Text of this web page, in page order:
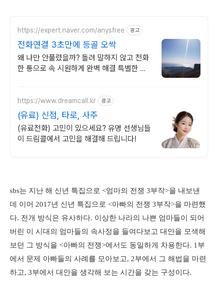
https://expert.naver.com/anysfree 광고
전화연결 3초만에 등골 오싹
왜 나만 안풀렸을까? 돌려 말하지 않고 전화
한 통으로 속 시원하게 완벽 해결 특별한 신
https://www.dreamcall.kr 광고
(유료) 신점, 타로, 사주
(유료전화) 고민이 있으세요? 유명 선생님들
이 드림콜에서 고민을 해결해 드립니다!
sbs는 지난 해 신년 특집으로 <엄마의 전쟁 3부작>을 내보낸
데 이어 2017년 신년 특집으로 <아빠의 전쟁 3부작>을 마련했
다. 전개 방식은 유사하다. 이상한 나라의 나쁜 엄마들이 되어
버린 이 시대의 엄마들의 속사정을 들여다보고 대안을 모색해
보던 그 방식을 <아빠의 전쟁>에서도 동일하게 차용한다. 1부
에서 문제 아빠들의 사례를 모아보고, 2부에서 그 해법을 마련
하고, 3부에서 대안을 생각해 보는 시간을 갖는 구성이다.